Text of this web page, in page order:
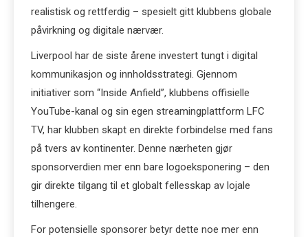
realistisk og rettferdig – spesielt gitt klubbens globale
påvirkning og digitale nærvær.
Liverpool har de siste årene investert tungt i digital
kommunikasjon og innholdsstrategi. Gjennom
initiativer som “Inside Anfield”, klubbens offisielle
YouTube-kanal og sin egen streamingplattform LFC
TV, har klubben skapt en direkte forbindelse med fans
på tvers av kontinenter. Denne nærheten gjør
sponsorverdien mer enn bare logoeksponering – den
gir direkte tilgang til et globalt fellesskap av lojale
tilhengere.
For potensielle sponsorer betyr dette noe mer enn